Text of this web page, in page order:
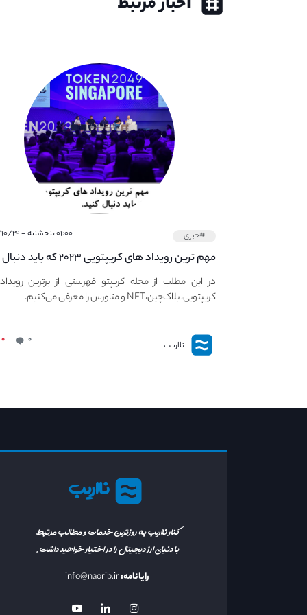
#خبری ۰۱:۰۰ پنجشنبه - ۱۴۰۱/۱۰/۲۹
مهم ترین رویداد های کریپتویی ۲۰۲۳ که باید دنبال
کنید – معرفی بهترین رویداد های جهانی
در این مطلب از مجله کریپتو فهرستی از برترین
کریپتویی، بلاک‌چین،NFT و متاورس را معرفی می‌کنیم.
نااریب ۰ ۰
نااریب
کنار نااریب به روزترین خدمات و مطالب مرتبط
با دنیای ارز دیجیتال را در اختیار خواهید داشت.
رایانامه:info@naorib.ir